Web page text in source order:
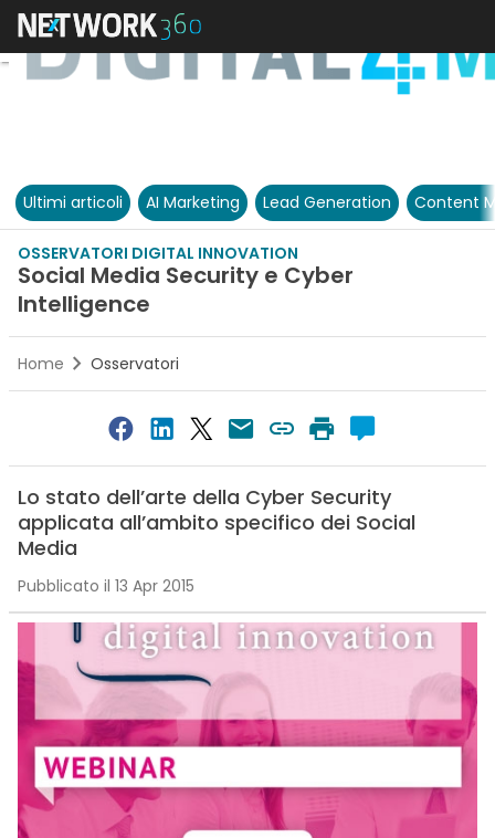
Ultimi articoli AI Marketing Lead Generation Content
OSSERVATORI DIGITAL INNOVATION
Social Media Security e Cyber
Intelligence
Home Osservatori
Lo stato dell’arte della Cyber Security
applicata all’ambito specifico dei Social
Media
Pubblicato il 13 Apr 2015